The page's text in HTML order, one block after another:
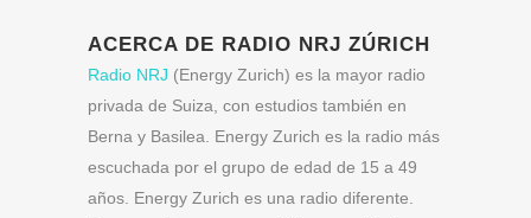
ACERCA DE RADIO NRJ ZÚRICH
Radio NRJ (Energy Zurich) es la mayor radio
privada de Suiza, con estudios también en
Berna y Basilea. Energy Zurich es la radio más
escuchada por el grupo de edad de 15 a 49
años. Energy Zurich es una radio diferente.